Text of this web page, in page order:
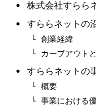
株式会社すらら
すららネットの
創業経緯
カーブアウト
すららネットの
概要
事業における